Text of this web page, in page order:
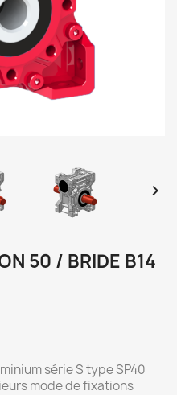

50 / BRIDE B14
série S type SP40
mode de fixations